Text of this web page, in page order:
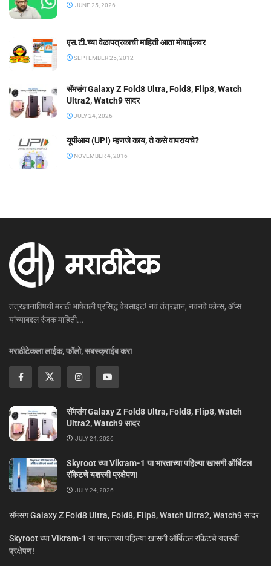
JUNE 25, 2026
एस.टी.च्या वेळापत्रकाची माहिती आता मोबाईलवर
SEPTEMBER 25, 2012
सॅमसंग Galaxy Z Fold8 Ultra, Fold8, Flip8, Watch
Ultra2, Watch9 सादर
JULY 24, 2026
यूपीआय (UPI) म्हणजे काय, ते कसे वापरायचे?
NOVEMBER 4, 2016
तंत्रज्ञानाविषयी मराठी भाषेतली प्रसिद्ध वेबसाइट! नवं तंत्रज्ञान, नवनवे फोन्स, ॲप्स
यांच्याबद्दल रंजक माहिती...
मराठीटेकला लाईक, फॉलो, सबस्क्राईब करा
सॅमसंग Galaxy Z Fold8 Ultra, Fold8, Flip8, Watch
Ultra2, Watch9 सादर
JULY 24, 2026
Skyroot च्या Vikram-1 या भारताच्या पहिल्या खासगी ऑर्बिटल
रॉकेटचे यशस्वी प्रक्षेपण!
JULY 24, 2026
सॅमसंग Galaxy Z Fold8 Ultra, Fold8, Flip8, Watch Ultra2, Watch9 सादर
Skyroot च्या Vikram-1 या भारताच्या पहिल्या खासगी ऑर्बिटल रॉकेटचे यशस्वी
प्रक्षेपण!